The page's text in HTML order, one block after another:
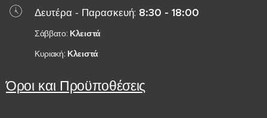
Δευτέρα - Παρασκευή: 8:30 - 18:00
Σάββατο: Κλειστά
Κυριακή: Κλειστά
Όροι και Προϋποθέσεις